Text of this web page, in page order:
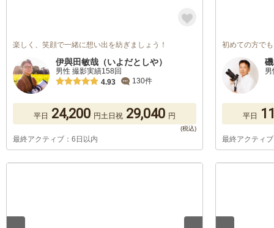
楽しく、笑顔で一緒に想い出を紡ぎましょう！
伊與田敏哉（いよだとしや）
男性 撮影実績158回
4.93
130件
平日 24,200 円土日祝 29,040 円
最終アクティブ：6日以内
初めての方で
男
平日
最終アクティ